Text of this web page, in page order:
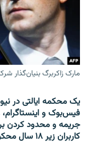
مارک زاکربرگ بنیان‌گذار
یک محکمه ایالتی در
جریمه و محدود کردن
کاربران زیر ۱۸ سال محکوم کرد.